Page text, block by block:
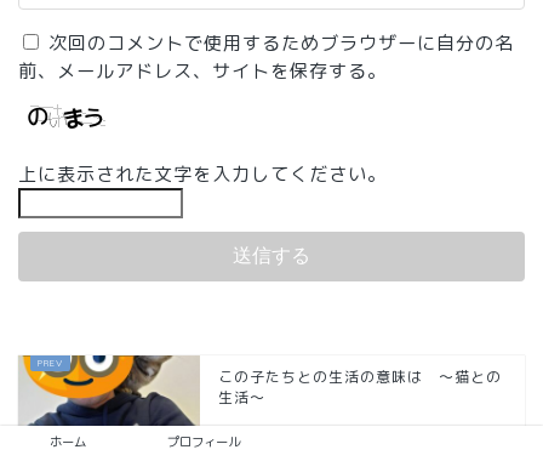
次回のコメントで使用するためブラウザーに自分の名
前、メールアドレス、サイトを保存する。
上に表示された文字を入力してください。
この子たちとの生活の意味は ～猫との
生活～
ホーム プロフィール